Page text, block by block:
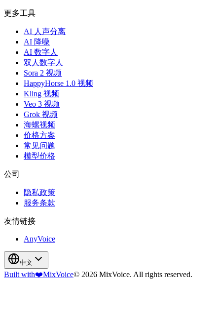
更多工具
AI 人声分离
AI 降噪
AI 数字人
双人数字人
Sora 2 视频
HappyHorse 1.0 视频
Kling 视频
Veo 3 视频
Grok 视频
海螺视频
价格方案
常见问题
模型价格
公司
隐私政策
服务条款
友情链接
AnyVoice
中文
Built with❤️MixVoice© 2026 MixVoice. All rights reserved.